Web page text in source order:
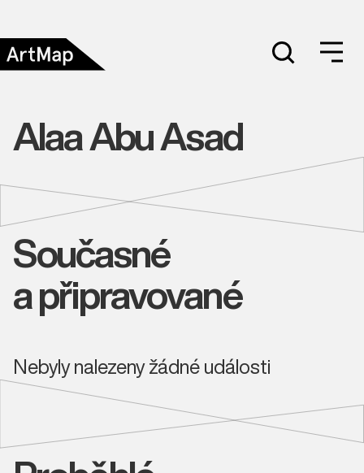
Alaa Abu Asad
Současné
a připravované
Nebyly nalezeny žádné události